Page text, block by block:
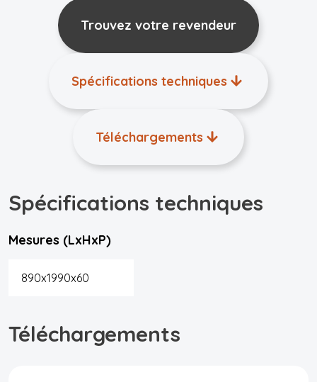
Trouvez votre revendeur
Spécifications techniques
Téléchargements
Spécifications techniques
Mesures (LxHxP)
890x1990x60
Téléchargements